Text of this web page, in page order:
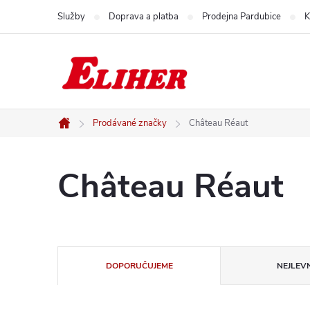
Služby Doprava a platba Prodejna Pardubice
Domů
Prodávané značky Château Réaut
Château Réaut
a
DOPORUČUJEME